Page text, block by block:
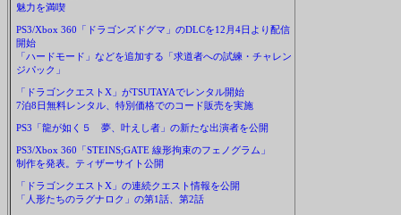
魅力を満喫
PS3/Xbox 360「ドラゴンズドグマ」のDLCを12月4日より配信
開始
「ハードモード」などを追加する「求道者への試練・チャレン
ジパック」
「ドラゴンクエストX」がTSUTAYAでレンタル開始
7泊8日無料レンタル、特別価格でのコード販売を実施
PS3「龍が如く５ 夢、叶えし者」の新たな出演者を公開
PS3/Xbox 360「STEINS;GATE 線形拘束のフェノグラム」
制作を発表。ティザーサイト公開
「ドラゴンクエストX」の連続クエスト情報を公開
「人形たちのラグナロク」の第1話、第2話